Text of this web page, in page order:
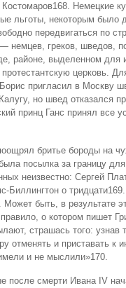
Немецкие
льготы, некоторым было
передвигаться по
немцев, греков, шведов,
районе, выделенном для
церковь.
пригласил в Москву
но швед отказался
принц Ганс принял все
бритье бороды на
посылка за границу для
неизвестно: Сергей
о тридцати169.
быть, в результате
о котором пишет
страшась того:
отменять и приставать
и не мыслили»170.
после смерти Ивана IV